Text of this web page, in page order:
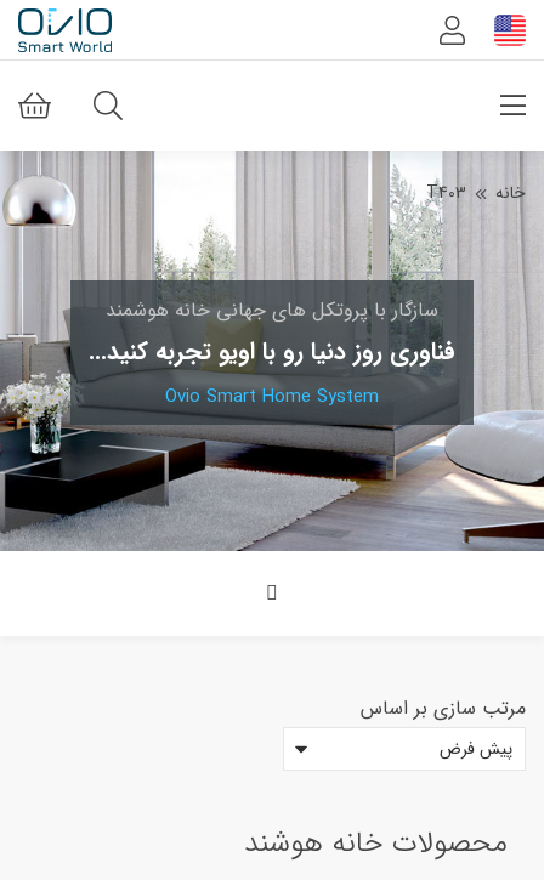
خانه T403
فناوری روز دنیا رو با اویو تجربه کنید...
Ovio Smart Home System
سازگار با پروتکل های جهانی خانه هوشمند
مرتب سازی بر اساس
محصولات خانه هوشند
<span>دسته بندی محصولات<span>
دستگاه آزمایشگاه